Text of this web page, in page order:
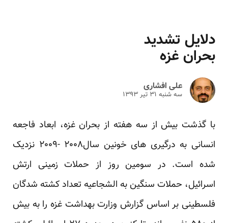
دلایل تشدید
بحران غزه
علی افشاری
سه شنبه ۳۱ تير ۱۳۹۳
با گذشت بیش از سه هفته از بحران غزه، ابعاد فاجعه
انسانی به درگیری های خونین سال۲۰۰۸ -۲۰۰۹ نزدیک
شده است. در سومین روز از حملات زمینی ارتش
اسرائیل، حملات سنگین به الشجاعیه تعداد کشته شدگان
فلسطینی بر اساس گزارش وزارت بهداشت غزه را به بیش